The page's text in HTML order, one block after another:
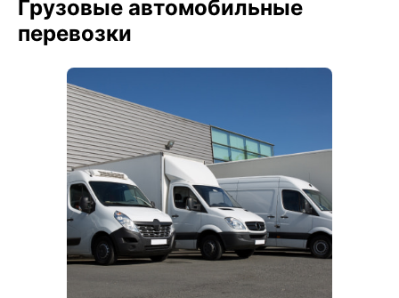
Грузовые автомобильные
перевозки